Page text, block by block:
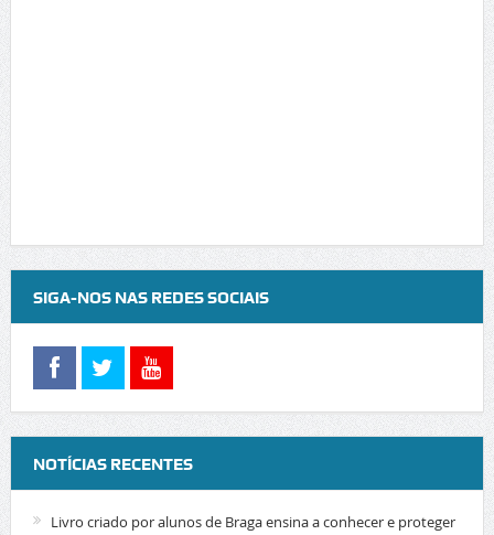
SIGA-NOS NAS REDES SOCIAIS
NOTÍCIAS RECENTES
Livro criado por alunos de Braga ensina a conhecer e proteger